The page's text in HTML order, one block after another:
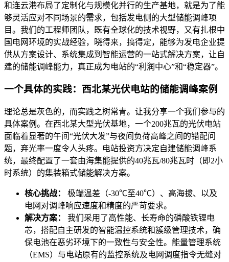
和连云港布局了定制化与规模化并行的生产基地，就是为了能
够灵活应对不同场景的需求，包括发电侧的大型储能调峰项
目。我们的工程师团队，既有全球化的技术视野，又有扎根中
国电网环境的实战经验，晓得来，搞得定，能够为发电企业提
供从方案设计、系统集成到智能运营的一站式解决方案，让自
建的储能调峰能力，真正成为电站的“利润中心”和“稳定器”。
一个具体的实践：西北某光伏电站的储能调峰案例
理论总是灰色的，而实践之树常青。让我分享一个我们参与的
具体案例。在西北某大型光伏基地，一个200兆瓦的光伏电站
面临着显著的午间“光伏大发”与夜间负荷高峰之间的错配问
题，弃光率一度令人头疼。电站投资方决定自建储能调峰系
统，最终配置了一套由海集能提供的40兆瓦/80兆瓦时（即2小
时系统）的集装箱式储能解决方案。
核心挑战：
极端温差（-30℃至40℃）、高海拔、以及
电网对调峰响应速度和精度的严苛要求。
解决方案：
我们采用了高性能、长寿命的磷酸铁锂电
芯，搭配自主研发的智能温控系统和簇级管理技术，确
保电池在恶劣环境下的一致性与安全性。能量管理系统
（EMS）与电站原有的监控系统及电网调度指令无缝对